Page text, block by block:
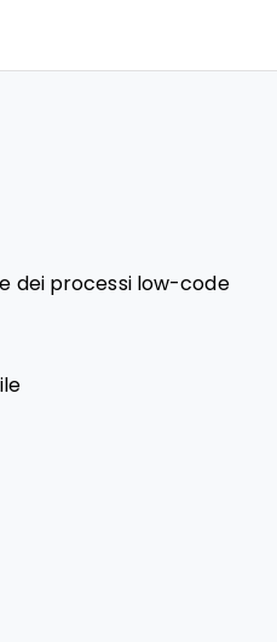
dei processi low-code